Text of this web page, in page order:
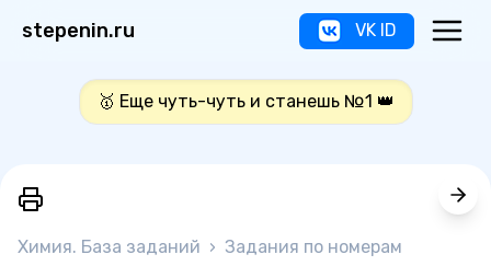
stepenin.ru VK ID
🥇 Еще чуть-чуть и станешь №1 👑
Химия. База заданий › Задания по номерам